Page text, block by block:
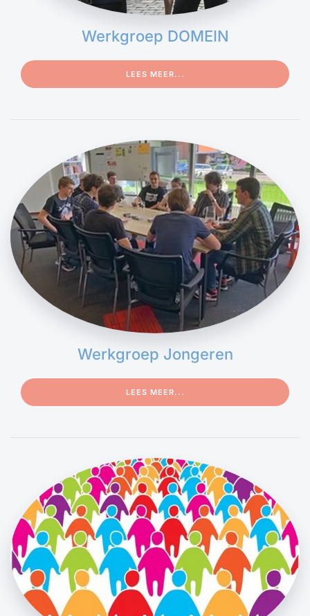
Werkgroep DOMEIN
LEES MEER...
Werkgroep Jongeren
LEES MEER...